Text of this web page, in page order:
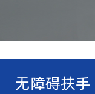
无障碍扶手